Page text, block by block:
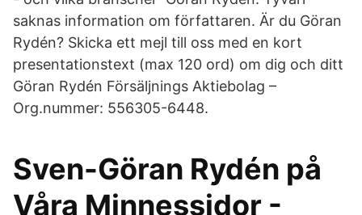
saknas information om författaren. Är du Göran
Rydén? Skicka ett mejl till oss med en kort
presentationstext (max 120 ord) om dig och ditt
Göran Rydén Försäljnings Aktiebolag –
Org.nummer: 556305-6448.
Sven-Göran Rydén på
Våra Minnessidor -